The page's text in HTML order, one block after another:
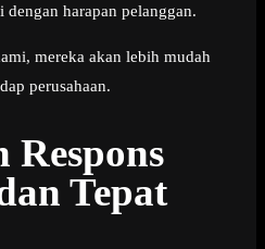
dengan harapan pelanggan.
mereka akan lebih mudah
perusahaan.
Tepat